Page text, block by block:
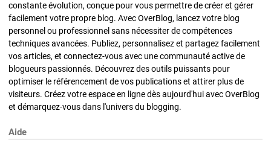
constante évolution, conçue pour vous permettre de créer et gérer
facilement votre propre blog. Avec OverBlog, lancez votre blog
personnel ou professionnel sans nécessiter de compétences
techniques avancées. Publiez, personnalisez et partagez facilement
vos articles, et connectez-vous avec une communauté active de
blogueurs passionnés. Découvrez des outils puissants pour
optimiser le référencement de vos publications et attirer plus de
visiteurs. Créez votre espace en ligne dès aujourd'hui avec OverBlog
et démarquez-vous dans l'univers du blogging.
Aide